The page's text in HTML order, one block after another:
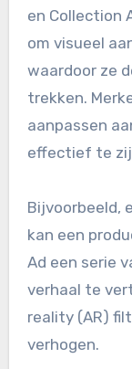
en Collection
om visueel
waardoor ze
trekken.
aanpassen
effectief te
Bijvoorbeeld,
kan een
Ad een serie
verhaal te
reality (AR)
verhogen.